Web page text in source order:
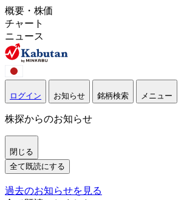
概要・株価
チャート
ニュース
ログイン お知らせ 銘柄検索 メニュー
株探からのお知らせ
閉じる
全て既読にする
過去のお知らせを見る